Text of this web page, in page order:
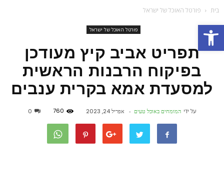
פתח סרגל נגישות
בית פורטל האוכל של ישראל
פורטל האוכל של ישראל
תפריט אביב קיץ מעודכן
בפיקוח הרבנות הראשית
למסעדת אמא בקרית ענבים
על ידי המומחים באוכל טעים - אפריל 24, 2023 760
0